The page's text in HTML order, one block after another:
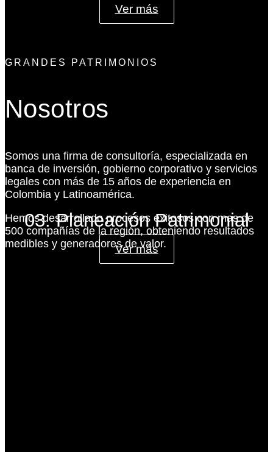
Ver más
03. Planeación Patrimonial
Ver más
GRANDES PATRIMONIOS
Nosotros
Somos una firma de consultoría, especializada en
banca de inversión, gobierno corporativo y servicios
legales con más de 15 años de experiencia en
Colombia y Latinoamérica.
Hemos desarrollado procesos exitosos con mas de
500 compañías de la región, obteniendo resultados
medibles y generadores de valor.